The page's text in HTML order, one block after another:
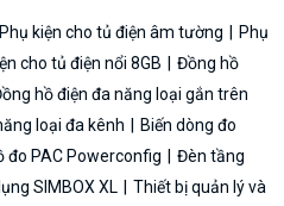
Phụ kiện cho tủ điện âm tường
Phụ
cho tủ điện nổi 8GB
Đồng hồ
hồ điện đa năng loại gắn trên
loại đa kênh
Biến dòng đo
đo PAC Powerconfig
Đèn tầng
SIMBOX XL
Thiết bị quản lý và